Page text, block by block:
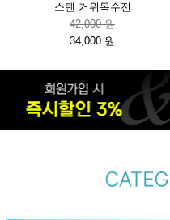
스텐 거위목수전
42,000 원
34,000 원